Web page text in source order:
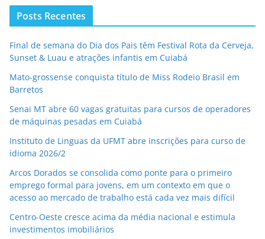
Posts Recentes
Final de semana do Dia dos Pais têm Festival Rota da Cerveja,
Sunset & Luau e atrações infantis em Cuiabá
Mato-grossense conquista título de Miss Rodeio Brasil em
Barretos
Senai MT abre 60 vagas gratuitas para cursos de operadores
de máquinas pesadas em Cuiabá
Instituto de Linguas da UFMT abre inscrições para curso de
idioma 2026/2
Arcos Dorados se consolida como ponte para o primeiro
emprego formal para jovens, em um contexto em que o
acesso ao mercado de trabalho está cada vez mais difícil
Centro-Oeste cresce acima da média nacional e estimula
investimentos imobiliários